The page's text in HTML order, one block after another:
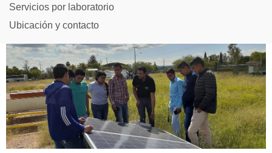
Servicios por laboratorio
Ubicación y contacto